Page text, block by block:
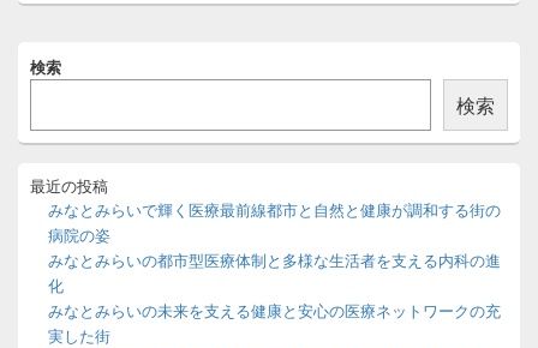
イ
イ
バ
検索
検索
最近の投稿
みなとみらいで輝く医療最前線都市と自然と健康が調和する街の
病院の姿
みなとみらいの都市型医療体制と多様な生活者を支える内科の進
化
みなとみらいの未来を支える健康と安心の医療ネットワークの充
実した街